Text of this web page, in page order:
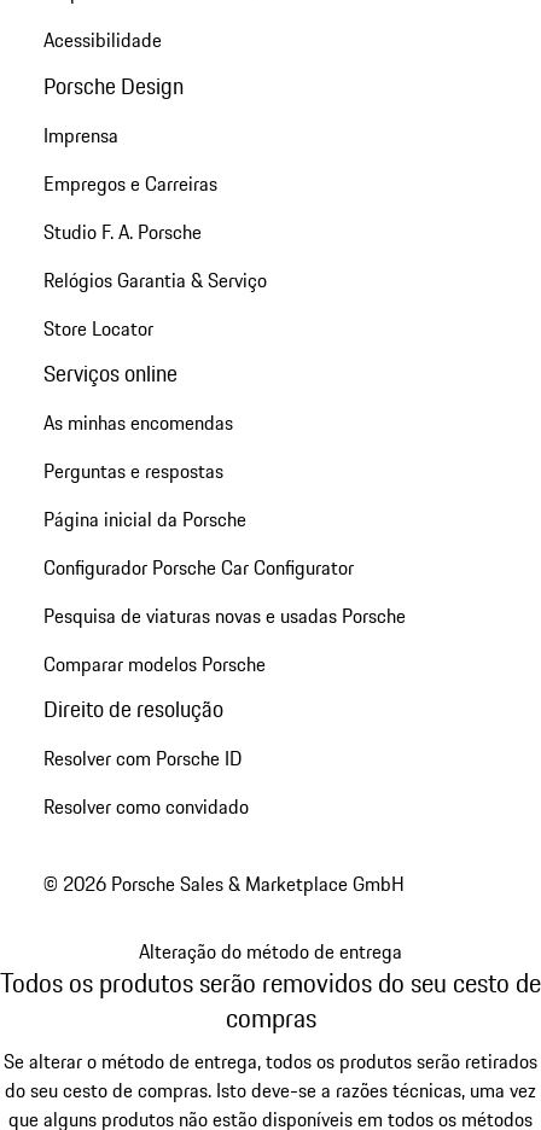
Acessibilidade
Porsche Design
Imprensa
Empregos e Carreiras
Studio F. A. Porsche
Relógios Garantia & Serviço
Store Locator
Serviços online
As minhas encomendas
Perguntas e respostas
Página inicial da Porsche
Configurador Porsche Car Configurator
Pesquisa de viaturas novas e usadas Porsche
Comparar modelos Porsche
Direito de resolução
Resolver com Porsche ID
Resolver como convidado
© 2026 Porsche Sales & Marketplace GmbH
Alteração do método de entrega
Todos os produtos serão removidos do seu cesto de
compras
Se alterar o método de entrega, todos os produtos serão retirados
do seu cesto de compras. Isto deve-se a razões técnicas, uma vez
que alguns produtos não estão disponíveis em todos os métodos